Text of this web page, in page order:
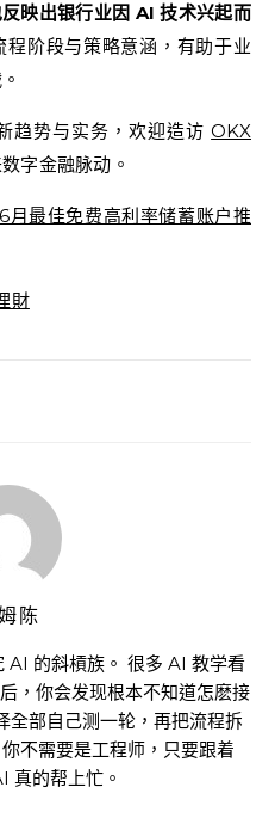
映出银行业因 AI 技术兴起而
程阶段与策略意涵，有助于业
趋势与实务，欢迎造访OKX
字金融脉动。
月最佳免费高利率储蓄账户推
財
陈
AI 的斜槓族。 很多 AI 教学看
，你会发现根本不知道怎麽接
全部自己测一轮，再把流程拆
不需要是工程师，只要跟着
真的帮上忙。